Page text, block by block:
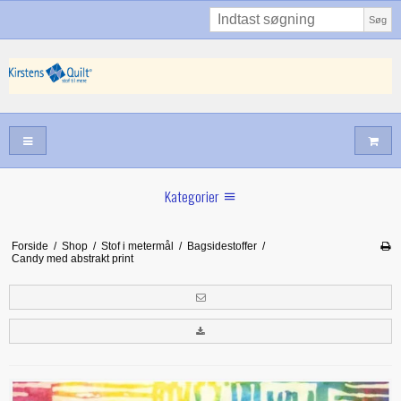
Søg
Kategorier
Juni nyt
Tilbud
Forside / Shop / Stof i metermål / Bagsidestoffer /
Candy med abstrakt print